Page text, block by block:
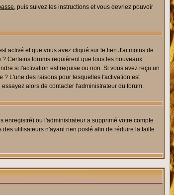
, puis suivez les instructions et vous devriez pouvoir
activé et que vous avez cliqué sur le lien J'ai moins de
Certains forums requièrent que tous les nouveaux
si l'activation est requise ou non. Si vous avez reçu un
? L'une des raisons pour lesquelles l'activation est
alors de contacter l'administrateur du forum.
enregistré) ou l'administrateur a supprimé votre compte
utilisateurs n'ayant rien posté afin de réduire la taille